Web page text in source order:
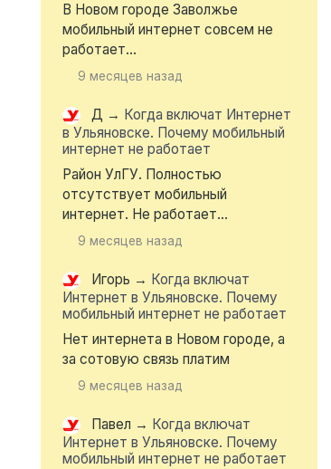
В Новом городе Заволжье
мобильный интернет совсем не
работает...
9 месяцев назад
Д → Когда включат Интернет
в Ульяновске. Почему мобильный
интернет не работает
Район УлГУ. Полностью
отсутствует мобильный
интернет. Не работает...
9 месяцев назад
Игорь → Когда включат
Интернет в Ульяновске. Почему
мобильный интернет не работает
Нет интернета в Новом городе, а
за сотовую связь платим
9 месяцев назад
Павел → Когда включат
Интернет в Ульяновске. Почему
мобильный интернет не работает